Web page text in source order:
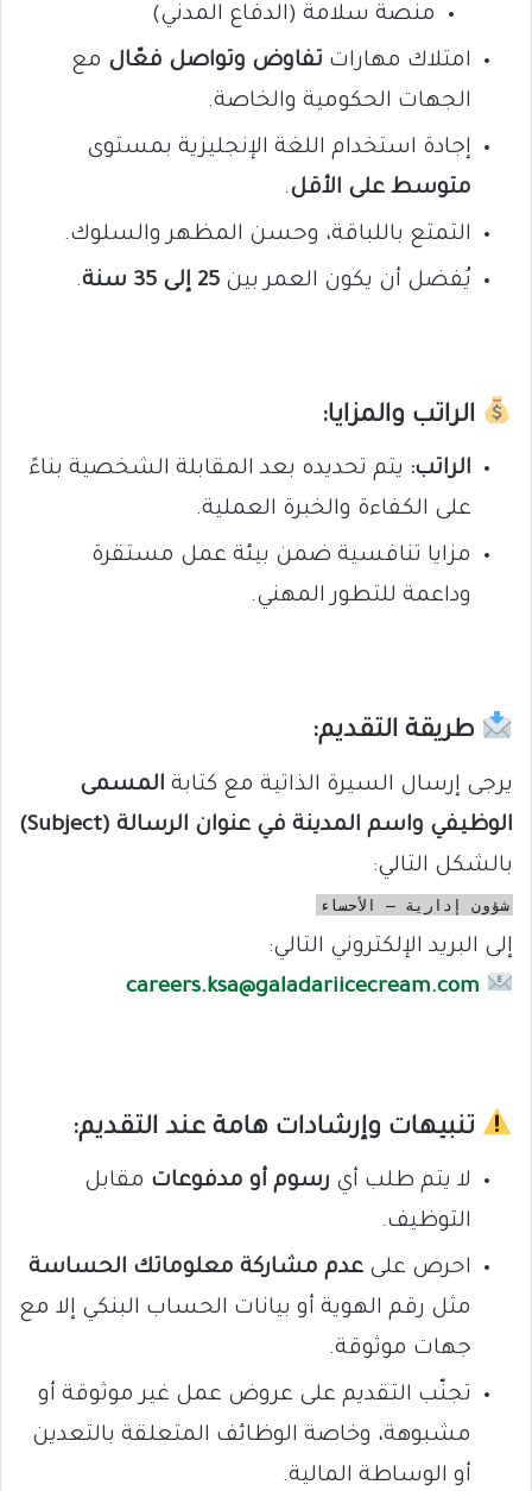
منصة سلامة (الدفاع المدني)
امتلاك مهارات تفاوض وتواصل فعّال مع
الجهات الحكومية والخاصة.
إجادة استخدام اللغة الإنجليزية بمستوى
متوسط على الأقل.
التمتع باللباقة، وحسن المظهر والسلوك.
يُفضل أن يكون العمر بين 25 إلى 35 سنة .
الراتب والمزايا:
الراتب: يتم تحديده بعد المقابلة الشخصية بناءً
على الكفاءة والخبرة العملية.
مزايا تنافسية ضمن بيئة عمل مستقرة
وداعمة للتطور المهني.
طريقة التقديم:
يرجى إرسال السيرة الذاتية مع كتابة المسمى
الوظيفي واسم المدينة في عنوان الرسالة (Subject)
بالشكل التالي:
شؤون إدارية – الأحساء
إلى البريد الإلكتروني التالي:
careers.ksa@galadariicecream.com
تنبيهات وإرشادات هامة عند التقديم:
لا يتم طلب أي رسوم أو مدفوعات مقابل
التوظيف.
احرص على عدم مشاركة معلوماتك الحساسة
مثل رقم الهوية أو بيانات الحساب البنكي إلا مع
جهات موثوقة.
تجنّب التقديم على عروض عمل غير موثوقة أو
مشبوهة، وخاصة الوظائف المتعلقة بالتعدين
أو الوساطة المالية.